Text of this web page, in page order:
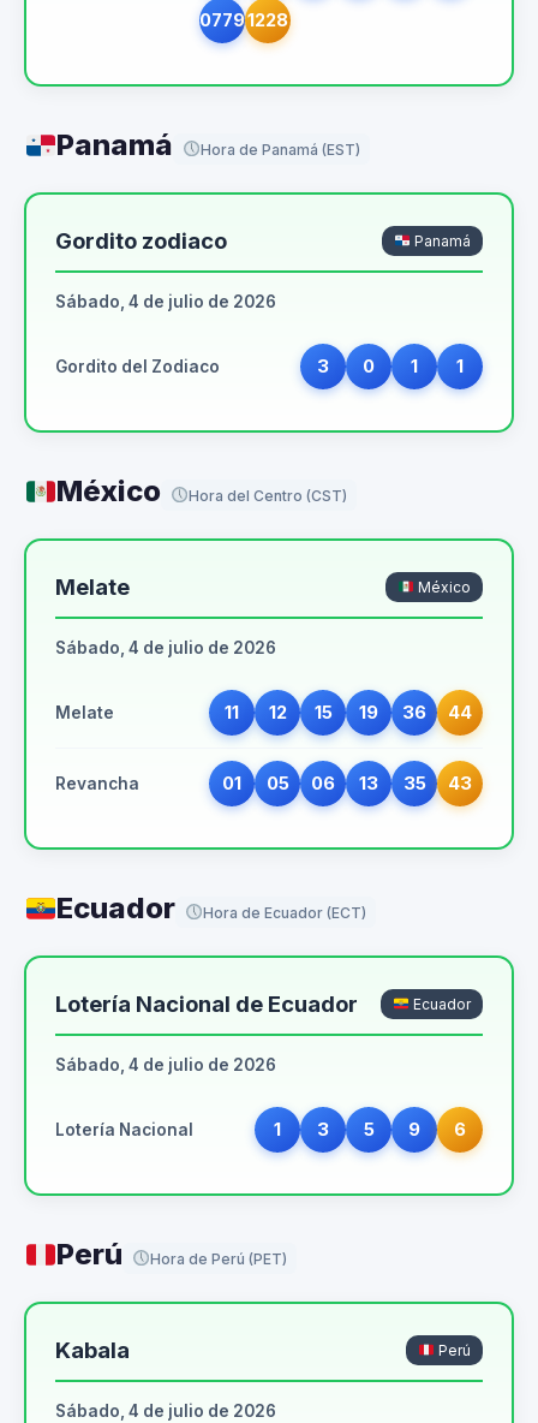
07791228
Panamá Hora de Panamá (EST)
Gordito zodiaco Panamá
Sábado, 4 de julio de 2026
Gordito del Zodiaco 3 0 1 1
México Hora del Centro (CST)
Melate México
Sábado, 4 de julio de 2026
Melate 11 12 15 19 36 44
Revancha 01 05 06 13 35 43
Ecuador Hora de Ecuador (ECT)
Lotería Nacional de Ecuador Ecuador
Sábado, 4 de julio de 2026
Lotería Nacional 1 3 5 9 6
Perú Hora de Perú (PET)
Kabala Perú
Sábado, 4 de julio de 2026